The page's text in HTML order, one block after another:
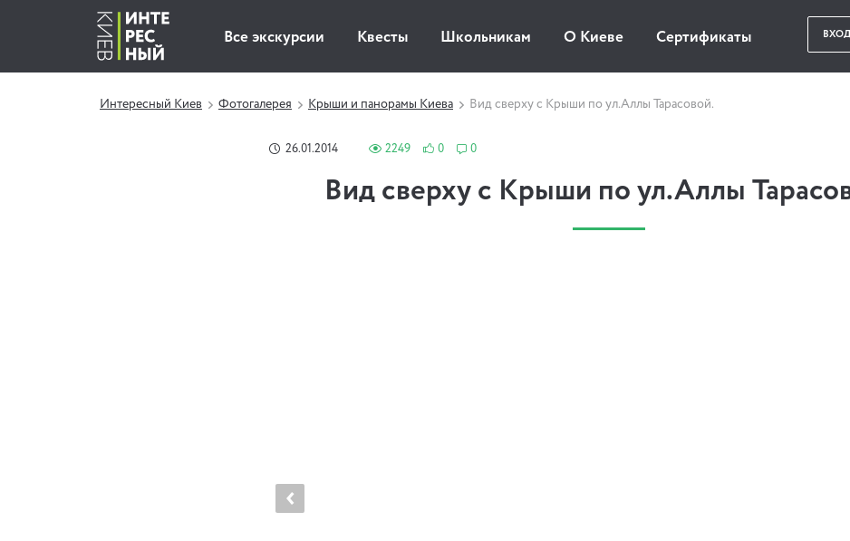
Все экскурсии Квесты Школьникам О Киеве Сертификаты ВХОД
Интересный Киев Фотогалерея Крыши и панорамы Киева Вид сверху с Крыши по ул.Аллы Тарасовой.
26.01.2014 2249 0 0
Вид сверху с Крыши по ул.Аллы